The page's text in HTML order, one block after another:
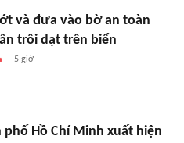
và đưa vào bờ an toàn
trôi dạt trên biển
5 giờ
phố Hồ Chí Minh xuất hiện